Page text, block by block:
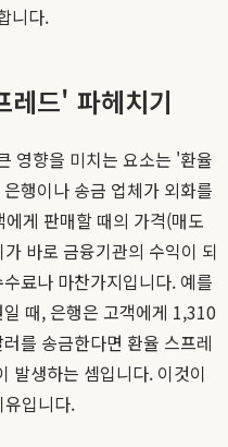
니다.
레드' 파헤치기
영향을 미치는 요소는 '환율
행이나 송금 업체가 외화를
게 판매할 때의 가격(매도
바로 금융기관의 수익이 되
료나 마찬가지입니다. 예를
때, 은행은 고객에게 1,310
를 송금한다면 환율 스프레
발생하는 셈입니다. 이것이
입니다.